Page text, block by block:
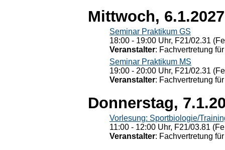
Mittwoch, 6.1.2027
Seminar Praktikum GS
18:00 - 19:00 Uhr, F21/02.31
Veranstalter: Fachvertretung
Seminar Praktikum MS
19:00 - 20:00 Uhr, F21/02.31
Veranstalter: Fachvertretung
Donnerstag,
Vorlesung: Sportbiologie/
11:00 - 12:00 Uhr, F21/03.81
Veranstalter: Fachvertretung